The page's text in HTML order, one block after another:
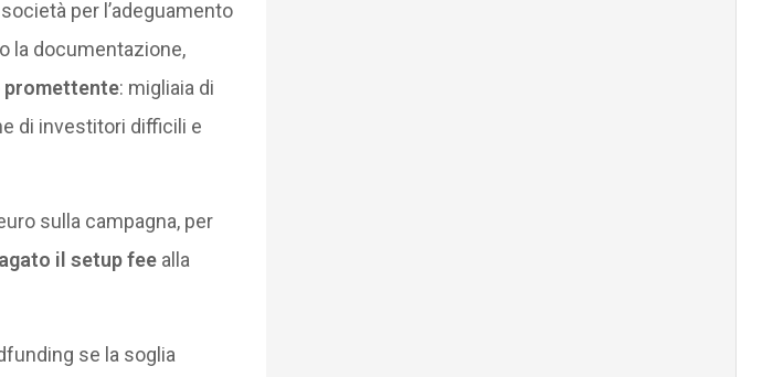
per l’adeguamento
la documentazione,
promettente: migliaia di
di investitori difficili e
sulla campagna, per
il setup feealla
se la soglia